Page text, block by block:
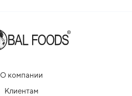
О компании
Клиентам